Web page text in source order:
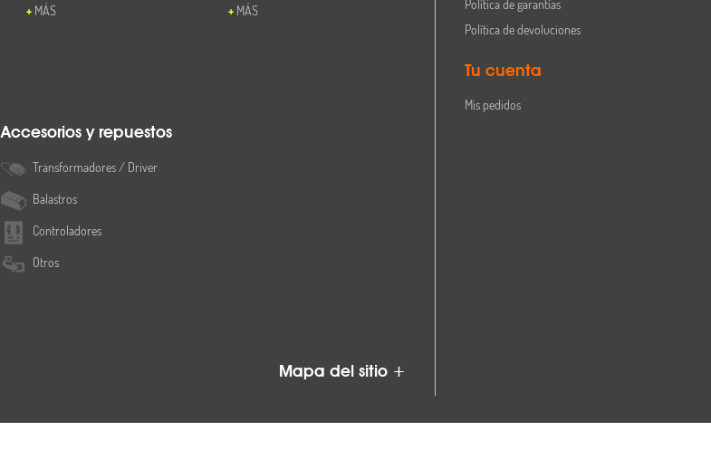
MÁS MÁS
Accesorios y repuestos
Transformadores / Driver
Balastros
Controladores
Otros
Mapa del sitio +
Política de garantías
Política de devoluciones
Tu cuenta
Mis pedidos